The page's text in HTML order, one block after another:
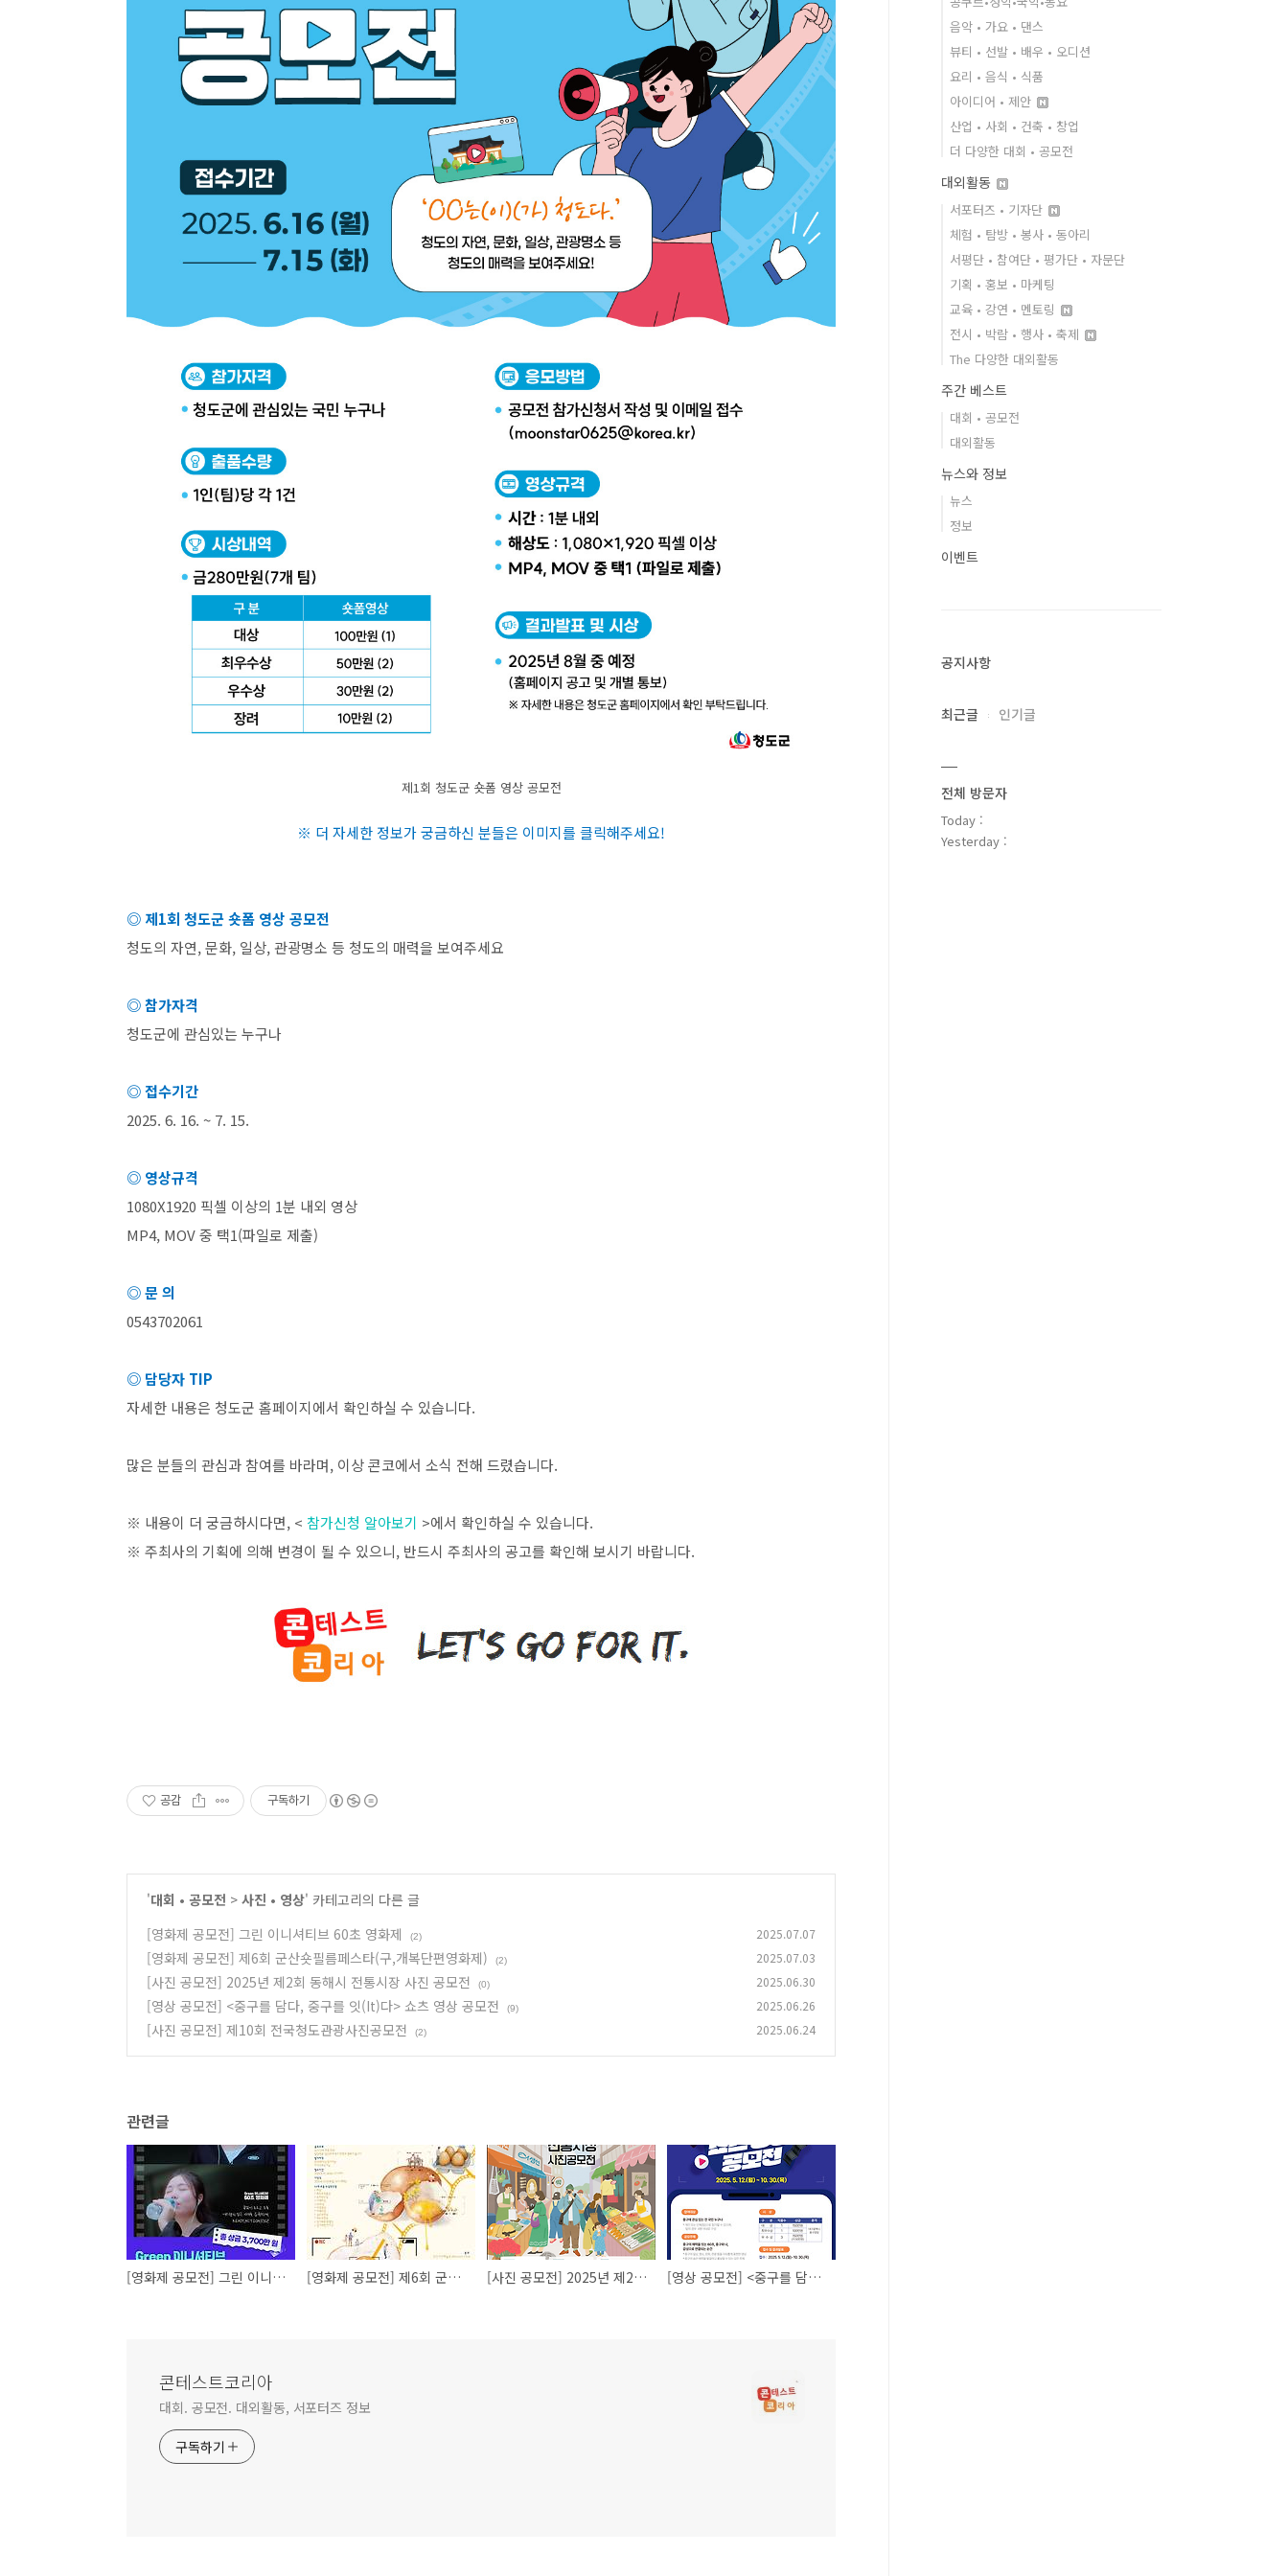
제1회 청도군 숏폼 영상 공모전
※ 더 자세한 정보가 궁금하신 분들은 이미지를 클릭해주세요!
◎ 제1회 청도군 숏폼 영상 공모전
청도의 자연,문화, 일상,관광명소 등 청도의 매력을 보여주세요
◎ 참가자격
청도군에 관심있는 누구나
◎ 접수기간
2025. 6. 16. ~ 7. 15.
◎ 영상규격
1080X1920 픽셀 이상의 1분 내외 영상
MP4, MOV중 택1(파일로 제출)
◎ 문 의
0543702061
◎ 담당자 TIP
자세한 내용은 청도군 홈페이지에서 확인하실 수 있습니다.
많은 분들의 관심과 참여를 바라며, 이상 콘코에서 소식 전해 드렸습니다.
※ 내용이 더 궁금하시다면, < 참가신청 알아보기 >에서 확인하실 수 있습니다.
※ 주최사의 기획에 의해 변경이 될 수 있으니, 반드시 주최사의 공고를 확인해 보시기 바랍니다.
공감 구독하기
'대회 • 공모전 > 사진 • 영상' 카테고리의 다른 글
[영화제 공모전] 그린 이니셔티브 60초 영화제
(2) 2025.07.07
[영화제 공모전] 제6회 군산숏필름페스타(구,개복단편영화제) (2) 2025.07.03
[사진 공모전] 2025년 제2회 동해시 전통시장 사진 공모전 (0) 2025.06.30
[영상 공모전] <중구를 담다, 중구를 잇(It)다> 쇼츠 영상 공모전 (9) 2025.06.26
[사진 공모전] 제10회 전국청도관광사진공모전 (2) 2025.06.24
관련글
[영화제 공모전] 그린 이니셔티브 60초 영화제 [영화제 공모전] 제6회 군산숏필름페스타(구,개복단편영화제) [사진 공모전] 2025년 제2회 동해시 전통시장 사진 공모전 [영상 공모전] <중구를 담다, 중구를 잇(It)다> 쇼츠 영상 공모전
콘테스트코리아
대회. 공모전. 대외활동, 서포터즈 정보
구독하기
음악 • 가요 • 댄스
뷰티 • 선발 • 배우 • 오디션
요리 • 음식 • 식품
아이디어 • 제안
산업 • 사회 • 건축 • 창업
더 다양한 대회 • 공모전
대외활동
서포터즈 • 기자단
체험 • 탐방 • 봉사 • 동아리
서평단 • 참여단 • 평가단 • 자문단
기획 • 홍보 • 마케팅
교육 • 강연 • 멘토링
전시 • 박람 • 행사 • 축제
The 다양한 대외활동
주간 베스트
대회 • 공모전
대외활동
뉴스와 정보
뉴스
정보
이벤트
공지사항
최근글 인기글
전체 방문자
Today :
Yesterday :